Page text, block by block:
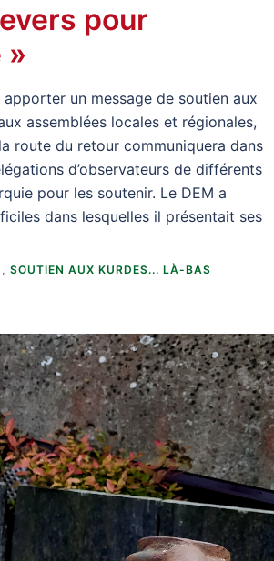
pour
»
un message de soutien aux
assemblées locales et régionales,
route du retour communiquera dans
d’observateurs de différents
pour les soutenir. Le DEM a
dans lesquelles il présentait ses
SOUTIEN AUX KURDES... LÀ-BAS